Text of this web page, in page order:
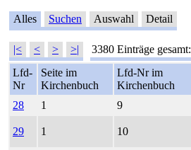
Alles Suchen Auswahl Detail
|< < > >| 3380 Einträge gesamt:
Lfd-
Nr
Seite im
Kirchenbuch
Lfd-Nr im
Kirchenbuch
28
1 9
29 1 10